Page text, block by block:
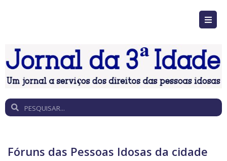
Fóruns das Pessoas Idosas da cidade